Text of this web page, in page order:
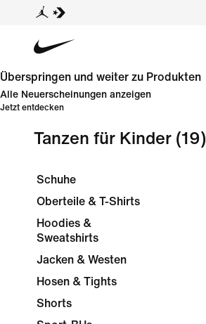
Überspringen und weiter zu Produkten
Alle Neuerscheinungen anzeigen
Jetzt entdecken
Tanzen für Kinder (19)
Schuhe
Oberteile & T-Shirts
Hoodies &
Sweatshirts
Jacken & Westen
Hosen & Tights
Shorts